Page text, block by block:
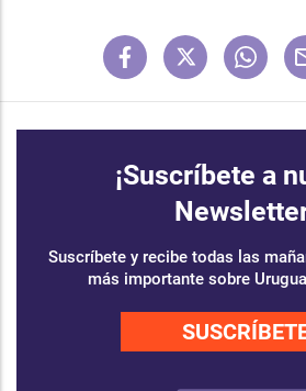
¡Suscríbete a
Suscríbete y recibe todas las
más importante sobre